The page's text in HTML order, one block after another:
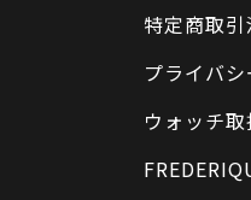
特定商取
プライバ
ウォッチ